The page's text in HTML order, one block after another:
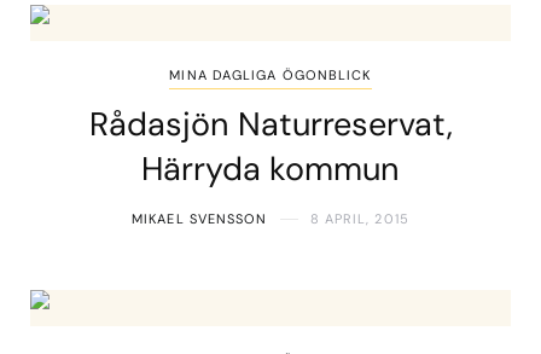
MINA DAGLIGA ÖGONBLICK
Rådasjön Naturreservat,
Härryda kommun
MIKAEL SVENSSON 8 APRIL, 2015